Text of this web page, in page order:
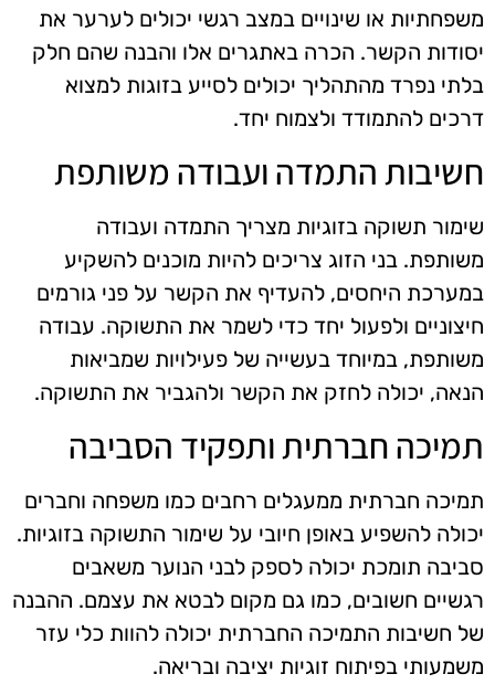
משפחתיות או שינויים במצב רגשי יכולים לערער את
יסודות הקשר. הכרה באתגרים אלו והבנה שהם חלק
בלתי נפרד מהתהליך יכולים לסייע בזוגות למצוא
דרכים להתמודד ולצמוח יחד.
חשיבות התמדה ועבודה משותפת
שימור תשוקה בזוגיות מצריך התמדה ועבודה
משותפת. בני הזוג צריכים להיות מוכנים להשקיע
במערכת היחסים, להעדיף את הקשר על פני גורמים
חיצוניים ולפעול יחד כדי לשמר את התשוקה. עבודה
משותפת, במיוחד בעשייה של פעילויות שמביאות
הנאה, יכולה לחזק את הקשר ולהגביר את התשוקה.
תמיכה חברתית ותפקיד הסביבה
תמיכה חברתית ממעגלים רחבים כמו משפחה וחברים
יכולה להשפיע באופן חיובי על שימור התשוקה בזוגיות.
סביבה תומכת יכולה לספק לבני הנוער משאבים
רגשיים חשובים, כמו גם מקום לבטא את עצמם. ההבנה
של חשיבות התמיכה החברתית יכולה להוות כלי עזר
משמעותי בפיתוח זוגיות יציבה ובריאה.